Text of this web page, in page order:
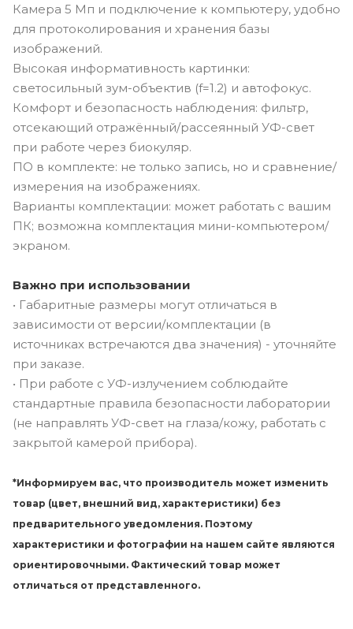
Камера 5 Мп и подключение к компьютеру, удобно
для протоколирования и хранения базы
изображений.
Высокая информативность картинки:
светосильный зум-объектив (f=1.2) и автофокус.
Комфорт и безопасность наблюдения: фильтр,
отсекающий отражённый/рассеянный УФ-свет
при работе через биокуляр.
ПО в комплекте: не только запись, но и сравнение/
измерения на изображениях.
Варианты комплектации: может работать с вашим
ПК; возможна комплектация мини-компьютером/
экраном.
Важно при использовании
• Габаритные размеры могут отличаться в
зависимости от версии/комплектации (в
источниках встречаются два значения) - уточняйте
при заказе.
• При работе с УФ-излучением соблюдайте
стандартные правила безопасности лаборатории
(не направлять УФ-свет на глаза/кожу, работать с
закрытой камерой прибора).
*Информируем вас, что производитель может изменить
товар (цвет, внешний вид, характеристики) без
предварительного уведомления. Поэтому
характеристики и фотографии на нашем сайте являются
ориентировочными. Фактический товар может
отличаться от представленного.